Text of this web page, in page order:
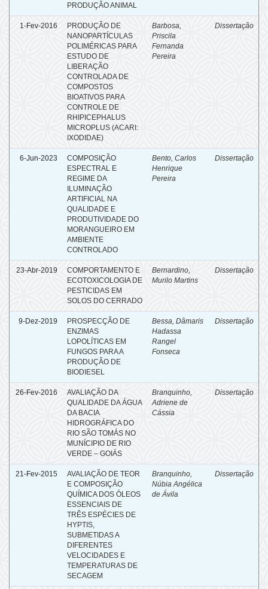
PRODUÇÃO ANIMAL
1-Fev-2016
PRODUÇÃO DE
NANOPARTÍCULAS
POLIMÉRICAS PARA
ESTUDO DE
LIBERAÇÃO
CONTROLADA DE
COMPOSTOS
BIOATIVOS PARA
CONTROLE DE
RHIPICEPHALUS
MICROPLUS (ACARI:
IXODIDAE)
Barbosa,
Priscila
Fernanda
Pereira
Dissertação
6-Jun-2023
COMPOSIÇÃO
ESPECTRAL E
REGIME DA
ILUMINAÇÃO
ARTIFICIAL NA
QUALIDADE E
PRODUTIVIDADE DO
MORANGUEIRO EM
AMBIENTE
CONTROLADO
Bento, Carlos
Henrique
Pereira
Dissertação
23-Abr-2019
COMPORTAMENTO E
ECOTOXICOLOGIA DE
PESTICIDAS EM
SOLOS DO CERRADO
Bernardino,
Murilo Martins
Dissertação
9-Dez-2019
PROSPECÇÃO DE
ENZIMAS
LOPOLÍTICAS EM
FUNGOS PARA A
PRODUÇÃO DE
BIODIESEL
Bessa, Dâmaris
Hadassa
Rangel
Fonseca
Dissertação
26-Fev-2016
AVALIAÇÃO DA
QUALIDADE DA ÁGUA
DA BACIA
HIDROGRÁFICA DO
RIO SÃO TOMÁS NO
MUNÍCIPIO DE RIO
VERDE – GOIÁS
Branquinho,
Adriene de
Cássia
Dissertação
21-Fev-2015
AVALIAÇÃO DE TEOR
E COMPOSIÇÃO
QUÍMICA DOS ÓLEOS
ESSENCIAIS DE
TRÊS ESPÉCIES DE
HYPTIS,
SUBMETIDAS A
DIFERENTES
VELOCIDADES E
TEMPERATURAS DE
SECAGEM
Branquinho,
Núbia Angélica
de Ávila
Dissertação